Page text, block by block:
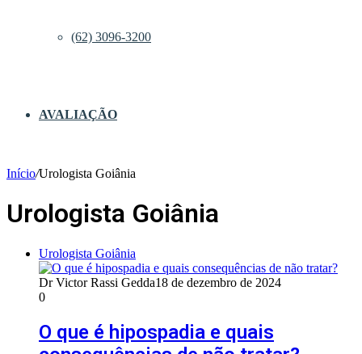
(62) 3096-3200
AVALIAÇÃO
Início/Urologista Goiânia
Urologista Goiânia
Urologista Goiânia
Dr Victor Rassi Gedda18 de dezembro de 2024
0
O que é hipospadia e quais